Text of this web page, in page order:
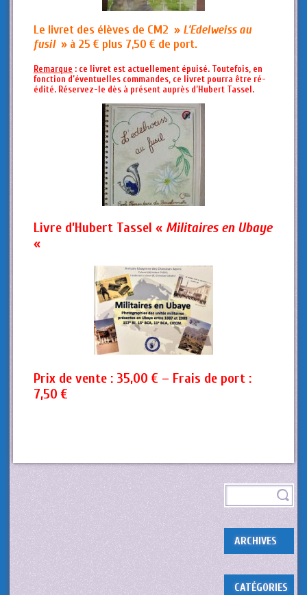
Le livret des élèves de CM2 » L’Edelweiss au
fusil» à 25 € plus 7,50 € de port.
Remarque : ce livret est actuellement épuisé. Toutefois, en
fonction d’éventuelles commandes, ce livret pourra être ré-
édité. Réservez-le dès à présent auprès d’Hubert Tassel.
Livre d’Hubert Tassel « Militaires en Ubaye
«
Prix de vente : 35,00 € – Frais de port :
7,50 €
ARCHIVES
CATÉGORIES